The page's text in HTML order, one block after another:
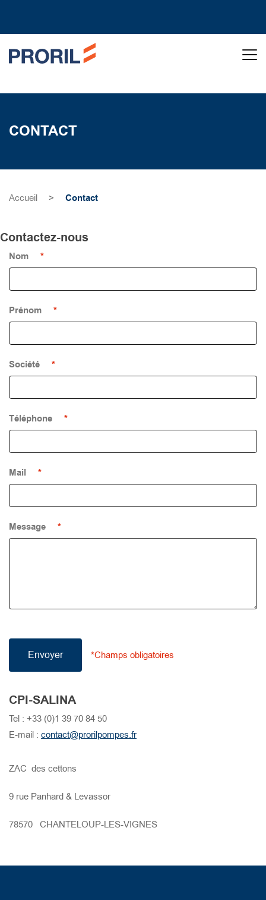
CONTACT
Accueil > Contact
Contactez-nous
Nom *
Prénom *
Société *
Téléphone *
Mail *
Message *
Envoyer *Champs obligatoires
CPI-SALINA
Tel : +33 (0)1 39 70 84 50
E-mail : contact@prorilpompes.fr
ZAC des cettons
9 rue Panhard & Levassor
78570 CHANTELOUP-LES-VIGNES